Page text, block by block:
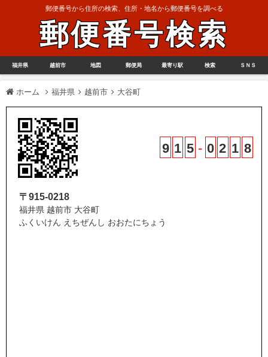
郵便番号から住所の検索、住所・地名から郵便番号を調べる
郵便番号検索
福井県 越前市 地図 郵便局 最寄り駅 検索 ＳＮＳ
ホーム 福井県 越前市 大谷町
9 1 5 - 0 2 1 8
〒915-0218
福井県 越前市 大谷町
ふくいけん えちぜんし おおたにちょう